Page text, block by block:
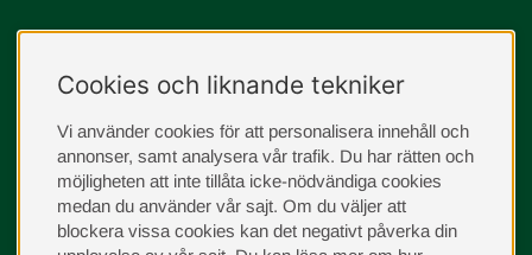
instagram
Cookies och liknande tekniker
Vi använder cookies för att personalisera innehåll och
annonser, samt analysera vår trafik. Du har rätten och
möjligheten att inte tillåta icke-nödvändiga cookies
medan du använder vår sajt. Om du väljer att
blockera vissa cookies kan det negativt påverka din